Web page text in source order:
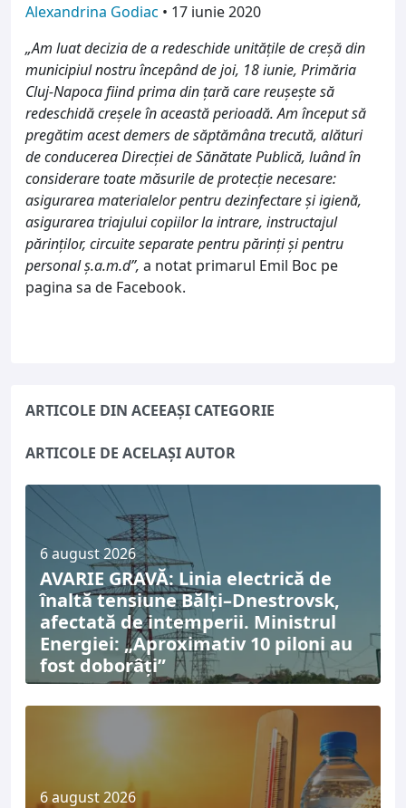
Alexandrina Godiac • 17 iunie 2020
„Am luat decizia de a redeschide unităţile de creşă din
municipiul nostru începând de joi, 18 iunie, Primăria
Cluj-Napoca fiind prima din ţară care reuşeşte să
redeschidă creşele în această perioadă. Am început să
pregătim acest demers de săptămâna trecută, alături
de conducerea Direcţiei de Sănătate Publică, luând în
considerare toate măsurile de protecţie necesare:
asigurarea materialelor pentru dezinfectare şi igienă,
asigurarea triajului copiilor la intrare, instructajul
părinţilor, circuite separate pentru părinţi şi pentru
personal ş.a.m.d”, a notat primarul Emil Boc pe
pagina sa de Facebook.
ARTICOLE DIN ACEEAȘI CATEGORIE
ARTICOLE DE ACELAȘI AUTOR
6 august 2026
AVARIE GRAVĂ: Linia electrică de
înaltă tensiune Bălți–Dnestrovsk,
afectată de intemperii. Ministrul
Energiei: „Aproximativ 10 piloni au
fost doborâți”
6 august 2026